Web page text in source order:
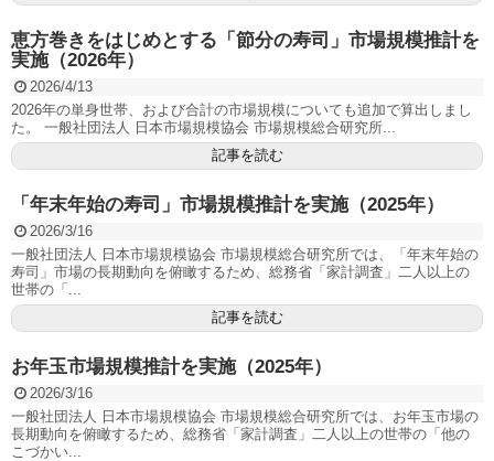
恵方巻きをはじめとする「節分の寿司」市場規模推計を
実施（2026年）
2026/4/13
2026年の単身世帯、および合計の市場規模についても追加で算出しまし
た。 一般社団法人 日本市場規模協会 市場規模総合研究所...
記事を読む
「年末年始の寿司」市場規模推計を実施（2025年）
2026/3/16
一般社団法人 日本市場規模協会 市場規模総合研究所では、「年末年始の
寿司」市場の長期動向を俯瞰するため、総務省「家計調査」二人以上の
世帯の「...
記事を読む
お年玉市場規模推計を実施（2025年）
2026/3/16
一般社団法人 日本市場規模協会 市場規模総合研究所では、お年玉市場の
長期動向を俯瞰するため、総務省「家計調査」二人以上の世帯の「他の
こづかい...